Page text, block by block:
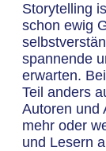
Storytelling
schon ewig
spannende
erwarten.
Teil anders
Autoren und
mehr oder
und Lesern